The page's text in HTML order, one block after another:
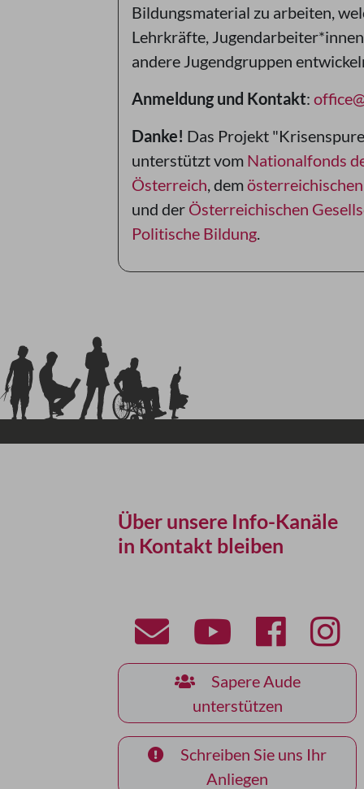
Bildungsmaterial zu arbeiten,
Lehrkräfte,
andere Jugendgruppen
Anmeldung und Kontakt:
Danke! Das Projekt
unterstützt vom Nationalfonds
Österreich , dem
und der Österreichischen
Politische Bildung
Über unsere Info-Kanäle
in Kontakt bleiben
Sapere Aude
unterstützen
Schreiben Sie uns Ihr
Anliegen